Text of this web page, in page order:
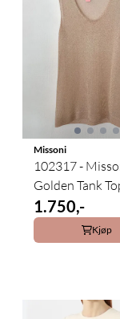
Missoni
102317 -
Golden Tank
1.750,-
Kjøp